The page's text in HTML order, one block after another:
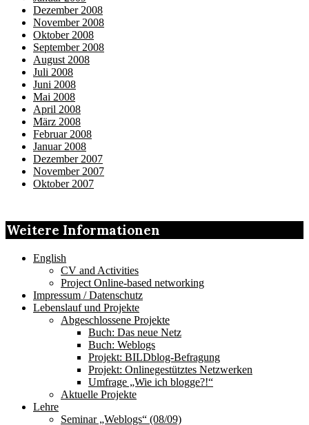
Dezember 2008
November 2008
Oktober 2008
September 2008
August 2008
Juli 2008
Juni 2008
Mai 2008
April 2008
März 2008
Februar 2008
Januar 2008
Dezember 2007
November 2007
Oktober 2007
Weitere Informationen
English
CV and Activities
Project Online-based networking
Impressum / Datenschutz
Lebenslauf und Projekte
Abgeschlossene Projekte
Buch: Das neue Netz
Buch: Weblogs
Projekt: BILDblog-Befragung
Projekt: Onlinegestütztes Netzwerken
Umfrage „Wie ich blogge?!“
Aktuelle Projekte
Lehre
Seminar „Weblogs“ (08/09)